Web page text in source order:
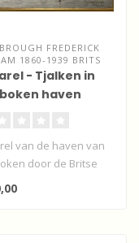
FREDERICK
1860-1939 BRITS
- Tjalken in
haven
van de haven van
door de Britse
Frederick
S..